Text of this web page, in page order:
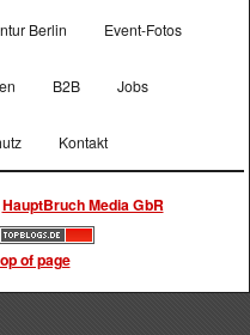
Berlin Event-Fotos
B2B Jobs
Kontakt
HauptBruch Media GbR
of page